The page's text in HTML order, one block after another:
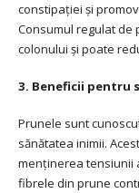
constipației și
Consumul regulat
colonului și poate
3. Beneficii pentru
Prunele sunt
sănătatea inimii.
menținerea tensiunii
fibrele din prune